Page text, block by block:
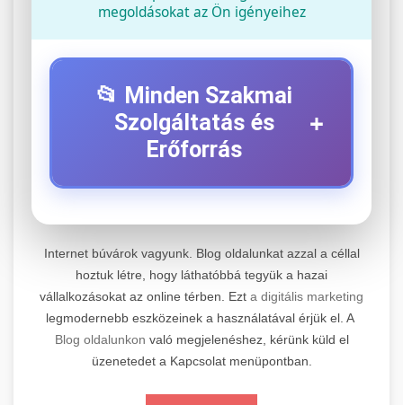
megoldásokat az Ön igényeihez
📂 Minden Szakmai
Szolgáltatás és
Erőforrás
+
+
Professzionális elektromos roller javítási és
karbantartási szolgáltatások. Szakértő
technikusaink minőségi szervízt nyújtanak
minden jelentős márkához és modellhez.
Szervizközpont Látogatása
📊 2. Online Marketing
Ügynökség
+
Átfogó online marketing szolgáltatások,
beleértve a SEO-t, közösségi média kezelést és
Internet búvárok vagyunk. Blog oldalunkat azzal a céllal
hoztuk létre, hogy láthatóbbá tegyük a hazai
vállalkozásokat az online térben. Ezt a digitális marketing
legmodernebb eszközeinek a használatával érjük el. A
Blog oldalunkon való megjelenéshez, kérünk küld el
üzenetedet a Kapcsolat menüpontban.